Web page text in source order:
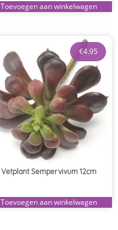
Toevoegen aan winkelwagen
Vetplant Sempervivum 12cm
€4.95
Toevoegen aan winkelwagen